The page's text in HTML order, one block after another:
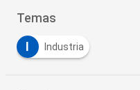
Temas
Industria